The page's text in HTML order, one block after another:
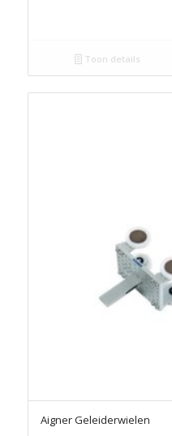
Toon details
Aigner Geleiderwielen